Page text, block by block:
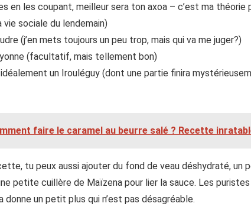
en les coupant, meilleur sera ton axoa – c’est ma théorie
vie sociale du lendemain)
(j’en mets toujours un peu trop, mais qui va me juger?)
(facultatif, mais tellement bon)
un Irouléguy (dont une partie finira
faire le caramel au beurre salé​ ? Recette
tu peux aussi ajouter du fond de veau déshydraté, un
petite cuillère de Maïzena pour lier la sauce. Les
donne un petit plus qui n’est pas désagréable.